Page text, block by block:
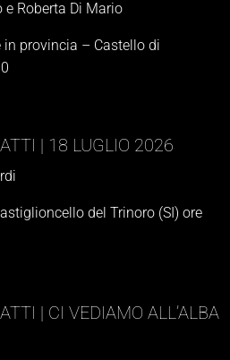
e Roberta Di Mario
provincia – Castello di
| 18 LUGLIO 2026
del Trinoro (SI) ore
| CI VEDIAMO ALL’ALBA